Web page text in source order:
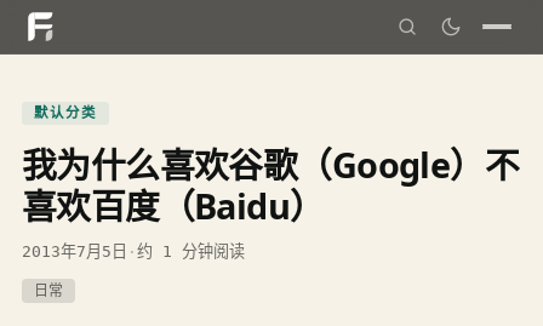
默认分类
我为什么喜欢谷歌（Google）不
喜欢百度（Baidu）
2013年7月5日 · 约 1 分钟阅读
日常